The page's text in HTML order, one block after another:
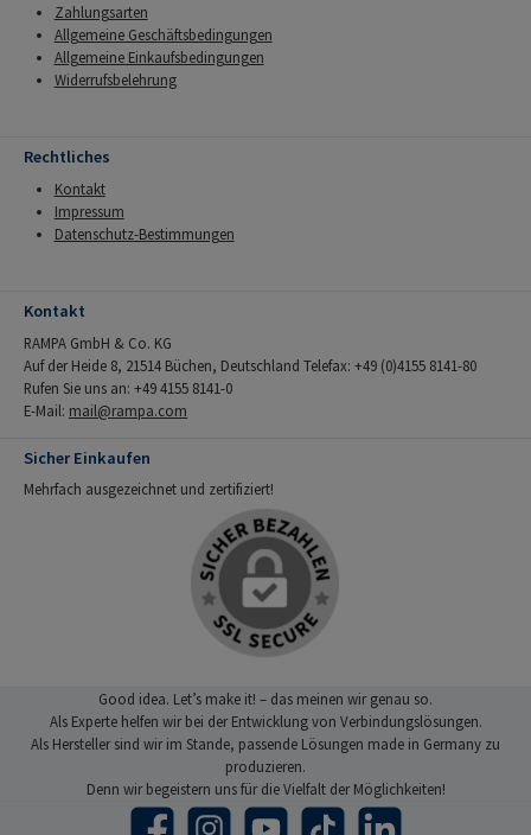
Zahlungsarten
Allgemeine Geschäftsbedingungen
Allgemeine Einkaufsbedingungen
Widerrufsbelehrung
Rechtliches
Kontakt
Impressum
Datenschutz-Bestimmungen
Kontakt
RAMPA GmbH & Co. KG
Auf der Heide 8, 21514 Büchen, Deutschland Telefax: +49 (0)4155 8141-80
Rufen Sie uns an: +49 4155 8141-0
E-Mail: mail@rampa.com
Sicher Einkaufen
Mehrfach ausgezeichnet und zertifiziert!
Good idea. Let’s make it! – das meinen wir genau so.
Als Experte helfen wir bei der Entwicklung von Verbindungslösungen.
Als Hersteller sind wir im Stande, passende Lösungen made in Germany zu
produzieren.
Denn wir begeistern uns für die Vielfalt der Möglichkeiten!